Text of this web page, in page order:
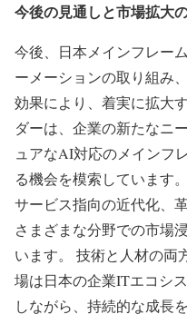
今後の見通しと市場拡大
今後、日本メインフレー
ーメーションの取り組み
効果により、着実に拡大
ダーは、企業の新たなニ
ュアなAI対応のメインフ
る機会を模索しています
サービス指向の近代化、
さまざまな分野での市場
います。 技術と人材の両
場は日本の企業ITエコシ
しながら、持続的な成長